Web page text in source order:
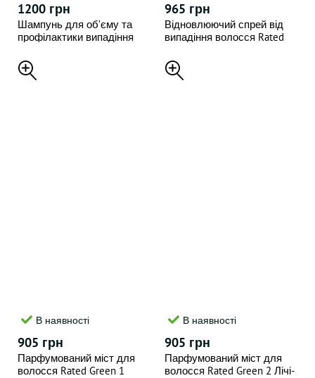
1200 грн
Шампунь для об’єму та
профілактики випадіння
Grow 200 мл
965 грн
Відновлюючий спрей від
випадіння волосся Rated
В наявності
905 грн
Парфумований міст для
волосся Rated Green 1
В наявності
905 грн
Парфумований міст для
волосся Rated Green 2 Лічі-